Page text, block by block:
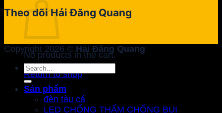
No products in the cart.
Return to shop
Theo dõi Hải Đăng Quang
Copyright 2026 © Hải Đăng Quang
Search
for:
Sản phẩm
đèn tàu cá
LED CHỐNG THẤM CHỐNG BỤI